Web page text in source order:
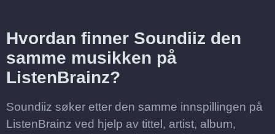
Hvordan finner Soundiiz den
samme musikken på
ListenBrainz?
Soundiiz søker etter den samme innspillingen på
ListenBrainz ved hjelp av tittel, artist, album,